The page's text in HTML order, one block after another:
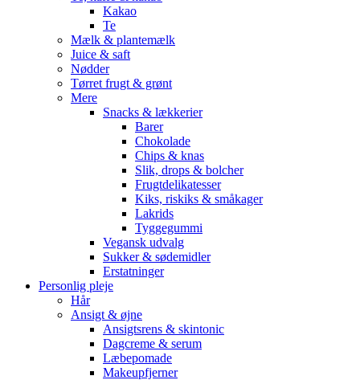
Kakao
Te
Mælk & plantemælk
Juice & saft
Nødder
Tørret frugt & grønt
Mere
Snacks & lækkerier
Barer
Chokolade
Chips & knas
Slik, drops & bolcher
Frugtdelikatesser
Kiks, riskiks & småkager
Lakrids
Tyggegummi
Vegansk udvalg
Sukker & sødemidler
Erstatninger
Personlig pleje
Hår
Ansigt & øjne
Ansigtsrens & skintonic
Dagcreme & serum
Læbepomade
Makeupfjerner